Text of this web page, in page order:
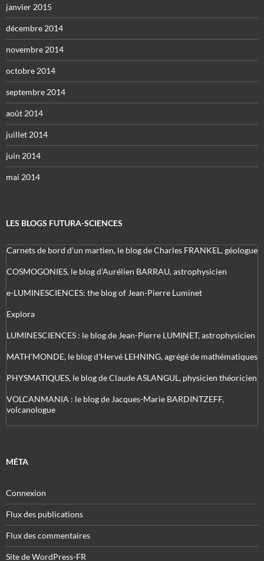
janvier 2015
décembre 2014
novembre 2014
octobre 2014
septembre 2014
août 2014
juillet 2014
juin 2014
mai 2014
LES BLOGS FUTURA-SCIENCES
Carnets de bord d’un martien, le blog de Charles FRANKEL, géologue
COSMOGONIES, le blog d'Aurélien BARRAU, astrophysicien
e-LUMINESCIENCES: the blog of Jean-Pierre Luminet
Explora
LUMINESCIENCES : le blog de Jean-Pierre LUMINET, astrophysicien
MATH'MONDE, le blog d'Hervé LEHNING, agrégé de mathématiques
PHYSMATIQUES, le blog de Claude ASLANGUL, physicien théoricien
VOLCANMANIA : le blog de Jacques-Marie BARDINTZEFF,
volcanologue
MÉTA
Connexion
Flux des publications
Flux des commentaires
Site de WordPress-FR